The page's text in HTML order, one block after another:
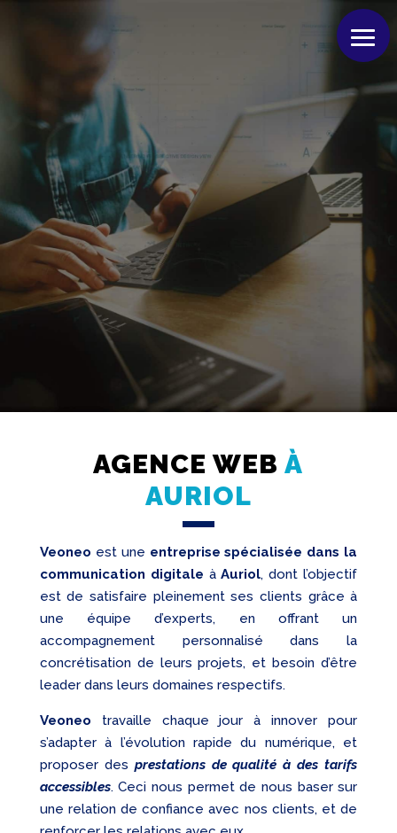
Referencement
Réseaux
sociaux
Audit
AGENCE WEBÀ
AURIOL
Veoneo est une entreprise spécialisée dans la
communication digitale àAuriol, dont l’objectif
est de satisfaire pleinement ses clients grâce à
une équipe d’experts, en offrant un
accompagnement personnalisé dans la
concrétisation de leurs projets, et besoin d’être
leader dans leurs domaines respectifs.
Veoneo travaille chaque jour à innover pour
s’adapter à l’évolution rapide du numérique, et
proposer des prestations de qualité à des tarifs
accessibles. Ceci nous permet de nous baser sur
une relation de confiance avec nos clients, et de